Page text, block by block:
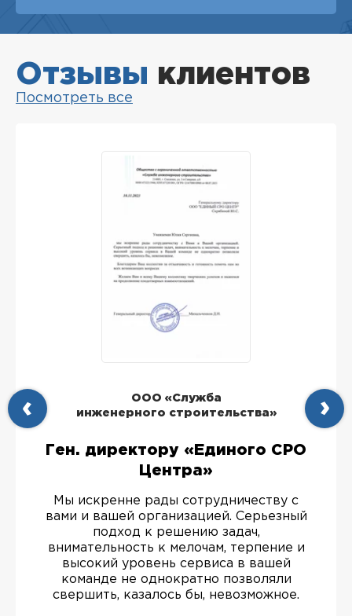
Отзывы клиентов
Посмотреть все
ООО «Служба
инженерного строительства»
Ген. директору «Единого СРО
Центра»
Мы искренне рады сотрудничеству с
вами и вашей организацией. Серьезный
подход к решению задач,
внимательность к мелочам, терпение и
высокий уровень сервиса в вашей
команде не однократно позволяли
свершить, казалось бы, невозможное.